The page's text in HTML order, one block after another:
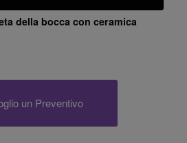
della bocca con ceramica
un Preventivo